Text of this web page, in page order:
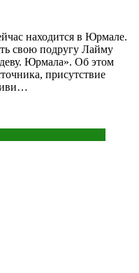
находится в Юрмале.
свою подругу Лайму
Юрмала». Об этом
присутствие